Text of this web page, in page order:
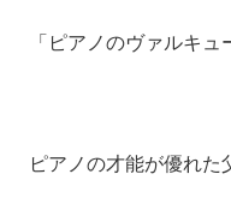
「ピアノのヴァルキュ
ピアノの才能が優れた